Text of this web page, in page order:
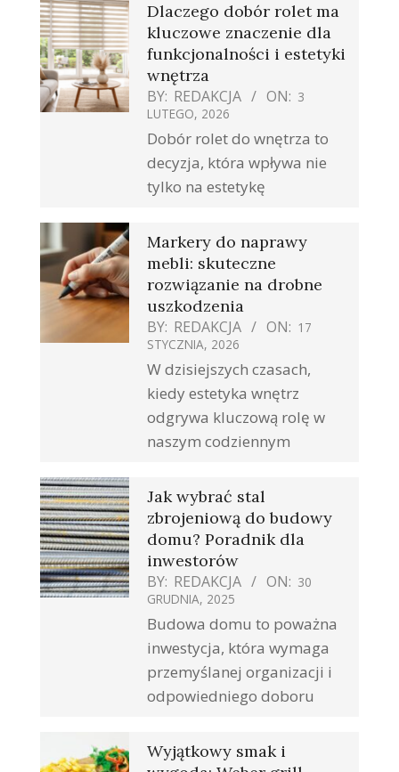
Dlaczego dobór rolet ma
kluczowe znaczenie dla
funkcjonalności i estetyki
wnętrza
BY: REDAKCJA ON: 3
LUTEGO, 2026
Dobór rolet do wnętrza to
decyzja, która wpływa nie
tylko na estetykę
Markery do naprawy
mebli: skuteczne
rozwiązanie na drobne
uszkodzenia
BY: REDAKCJA ON: 17
STYCZNIA, 2026
W dzisiejszych czasach,
kiedy estetyka wnętrz
odgrywa kluczową rolę w
naszym codziennym
Jak wybrać stal
zbrojeniową do budowy
domu? Poradnik dla
inwestorów
BY: REDAKCJA ON: 30
GRUDNIA, 2025
Budowa domu to poważna
inwestycja, która wymaga
przemyślanej organizacji i
odpowiedniego doboru
Wyjątkowy smak i